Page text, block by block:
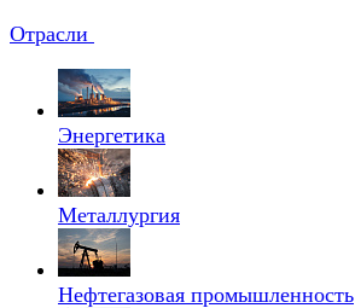
Отрасли
Энергетика
Металлургия
Нефтегазовая промышленность